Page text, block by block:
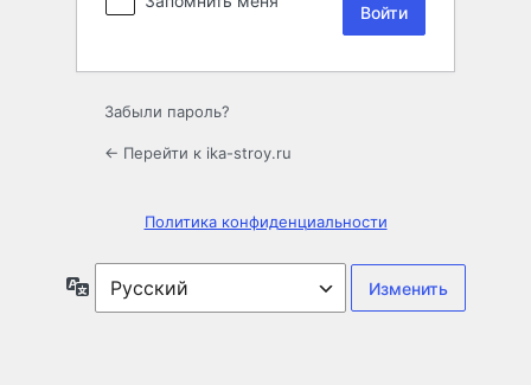
Забыли пароль?
← Перейти к ika-stroy.ru
Политика конфиденциальности
Язык